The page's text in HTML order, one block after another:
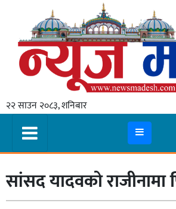
२२ साउन २०८३, शनिबार
गृहपृष्ठ
स्थानीय
प्रदेश
मधेश
प्रदेश
सांसद यादवको राजीनामा